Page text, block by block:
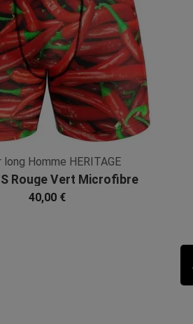
long Homme HERITAGE
Rouge Vert Microfibre
40,00 €